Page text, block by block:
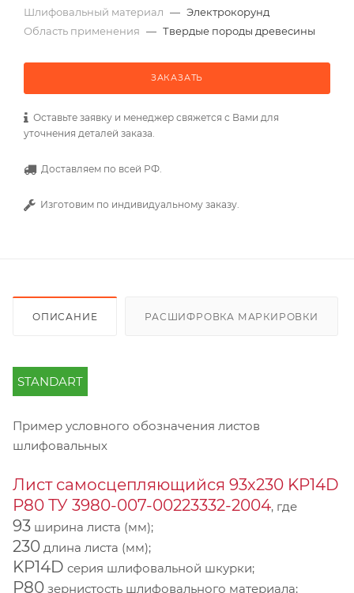
Шлифовальный материал — Электрокорунд
Область применения — Твердые породы древесины
ЗАКАЗАТЬ
Оставьте заявку и менеджер свяжется с Вами для
уточнения деталей заказа.
Доставляем по всей РФ.
Изготовим по индивидуальному заказу.
ОПИСАНИЕ РАСШИФРОВКА МАРКИРОВКИ
STANDART
Пример условного обозначения листов
шлифовальных
Лист самосцепляющийся 93х230 KP14D
Р80 ТУ 3980-007-00223332-2004, где
93 ширина листа (мм);
230 длина листа (мм);
KP14D серия шлифовальной шкурки;
Р80 зернистость шлифовального материала;